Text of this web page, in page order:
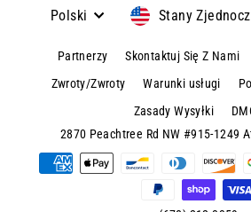
Język
Polski Waluta
Stany
Partnerzy Skontaktuj Się Z Nami
Zwroty/Zwroty
Warunki usługi
Zasady Wysyłki